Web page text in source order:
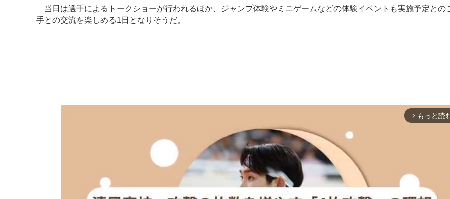
当日は選手によるトークショーが行われるほか、ジャンプ体験やミニゲームなどの体験イベントも実施予定との
手との交流を楽しめる1日となりそうだ。
arrow_forward_ios もっと読